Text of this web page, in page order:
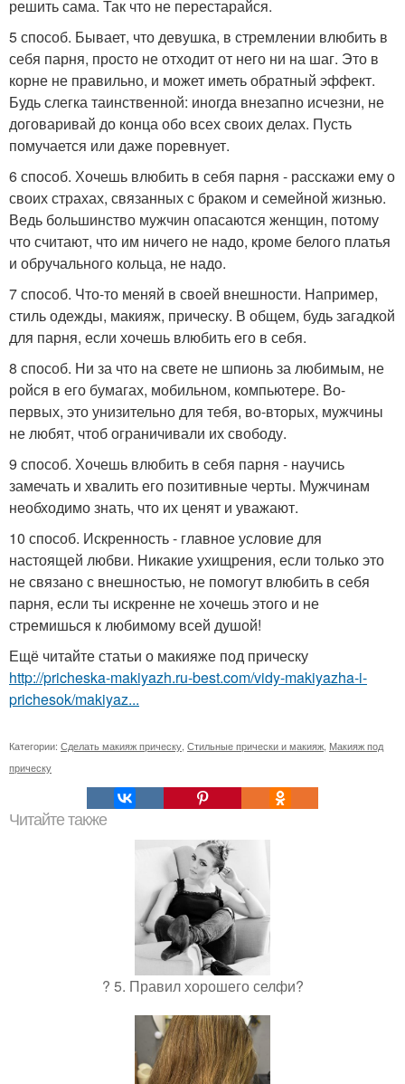
решить сама. Так что не перестарайся.
5 способ. Бывает, что девушка, в стремлении влюбить в
себя парня, просто не отходит от него ни на шаг. Это в
корне не правильно, и может иметь обратный эффект.
Будь слегка таинственной: иногда внезапно исчезни, не
договаривай до конца обо всех своих делах. Пусть
помучается или даже поревнует.
6 способ. Хочешь влюбить в себя парня - расскажи ему о
своих страхах, связанных с браком и семейной жизнью.
Ведь большинство мужчин опасаются женщин, потому
что считают, что им ничего не надо, кроме белого платья
и обручального кольца, не надо.
7 способ. Что-то меняй в своей внешности. Например,
стиль одежды, макияж, прическу. В общем, будь загадкой
для парня, если хочешь влюбить его в себя.
8 способ. Ни за что на свете не шпионь за любимым, не
ройся в его бумагах, мобильном, компьютере. Во-
первых, это унизительно для тебя, во-вторых, мужчины
не любят, чтоб ограничивали их свободу.
9 способ. Хочешь влюбить в себя парня - научись
замечать и хвалить его позитивные черты. Мужчинам
необходимо знать, что их ценят и уважают.
10 способ. Искренность - главное условие для
настоящей любви. Никакие ухищрения, если только это
не связано с внешностью, не помогут влюбить в себя
парня, если ты искренне не хочешь этого и не
стремишься к любимому всей душой!
Ещё читайте статьи о макияже под прическу
http://pricheska-makiyazh.ru-best.com/vidy-makiyazha-i-
prichesok/makiyaz...
Категории: Сделать макияж прическу Стильные прически и макияж Макияж под
прическу
Читайте также
? 5. Правил хорошего селфи?